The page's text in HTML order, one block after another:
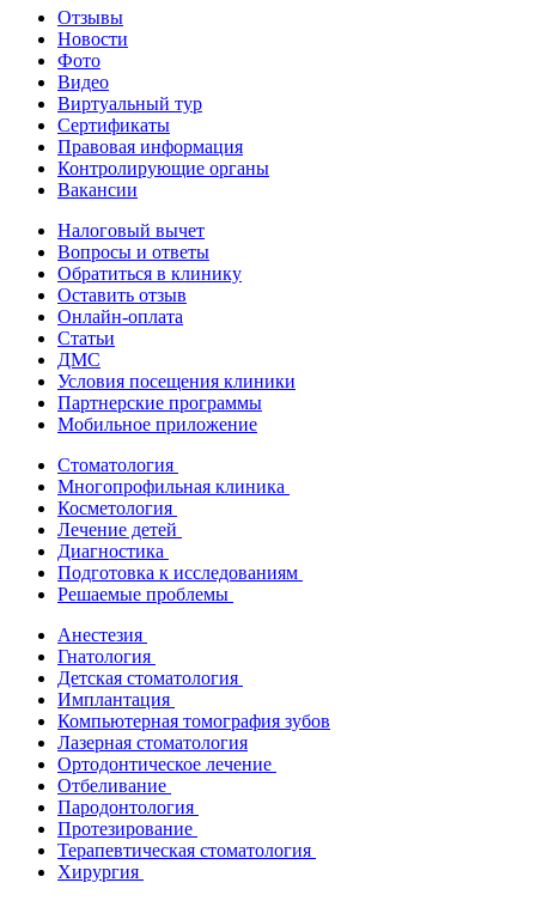
Отзывы
Новости
Фото
Видео
Виртуальный тур
Сертификаты
Правовая информация
Контролирующие органы
Вакансии
Налоговый вычет
Вопросы и ответы
Обратиться в клинику
Оставить отзыв
Онлайн-оплата
Статьи
ДМС
Условия посещения клиники
Партнерские программы
Мобильное приложение
Стоматология
Многопрофильная клиника
Косметология
Лечение детей
Диагностика
Подготовка к исследованиям
Решаемые проблемы
Анестезия
Гнатология
Детская стоматология
Имплантация
Компьютерная томография зубов
Лазерная стоматология
Ортодонтическое лечение
Отбеливание
Пародонтология
Протезирование
Терапевтическая стоматология
Хирургия